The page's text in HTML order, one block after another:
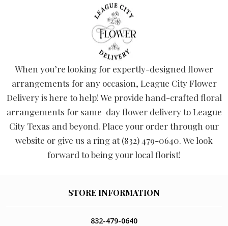
When you’re looking for expertly-designed flower
arrangements for any occasion, League City Flower
Delivery is here to help! We provide hand-crafted floral
arrangements for same-day flower delivery to League
City Texas and beyond. Place your order through our
website or give us a ring at (832) 479-0640. We look
forward to being your local florist!
STORE INFORMATION
832-479-0640